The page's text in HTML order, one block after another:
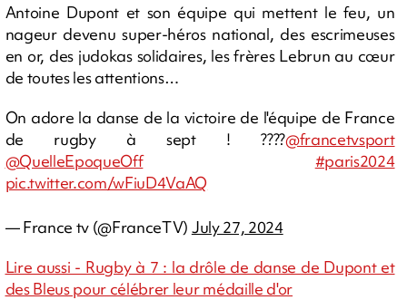
Antoine Dupont et son équipe qui mettent le feu, un
nageur devenu super-héros national, des escrimeuses
en or, des judokas solidaires, les frères Lebrun au cœur
de toutes les attentions…
On adore la danse de la victoire de l'équipe de France
de rugby à sept ! ????@francetvsport
@QuelleEpoqueOff
#paris2024
pic.twitter.com/wFiuD4VaAQ
— France tv (@FranceTV) July 27, 2024
Lire aussi - Rugby à 7 : la drôle de danse de Dupont et
des Bleus pour célébrer leur médaille d'or